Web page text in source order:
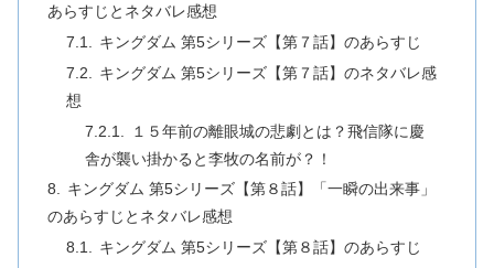
あらすじとネタバレ感想
キングダム 第5シリーズ【第７話】のあらすじ
キングダム 第5シリーズ【第７話】のネタバレ感
想
１５年前の離眼城の悲劇とは？飛信隊に慶
舎が襲い掛かると李牧の名前が？！
キングダム 第5シリーズ【第８話】「一瞬の出来事」
のあらすじとネタバレ感想
キングダム 第5シリーズ【第８話】のあらすじ